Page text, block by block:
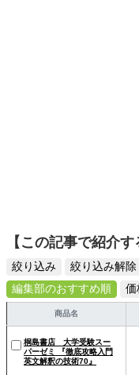
【この記事で紹介す
絞り込み
絞り込み解除
編集部のおすすめ順
価
商品名
桐島書店 大学受験スー
パーゼミ 『徹底攻略入門
英文解釈の技術70』